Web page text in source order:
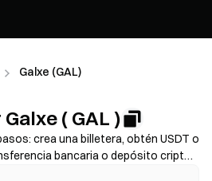
Galxe (GAL)
( GAL )
crea una billetera, obtén USDT o
bancaria o depósito cripto,